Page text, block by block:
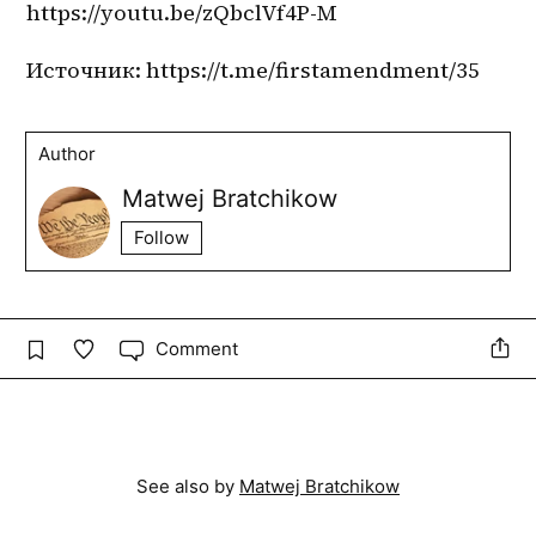
https://youtu.be/zQbclVf4P-M
Источник: https://t.me/firstamendment/35
Author
Matwej Bratchikow
Follow
Comment
See also by Matwej Bratchikow